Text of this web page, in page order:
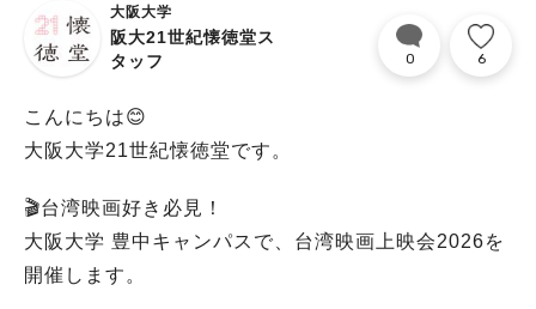
大阪大学
阪大21世紀懐徳堂ス
タッフ
0 6
こんにちは😊
大阪大学21世紀懐徳堂です。
🎬台湾映画好き必見！
大阪大学 豊中キャンパスで、台湾映画上映会2026を
開催します。